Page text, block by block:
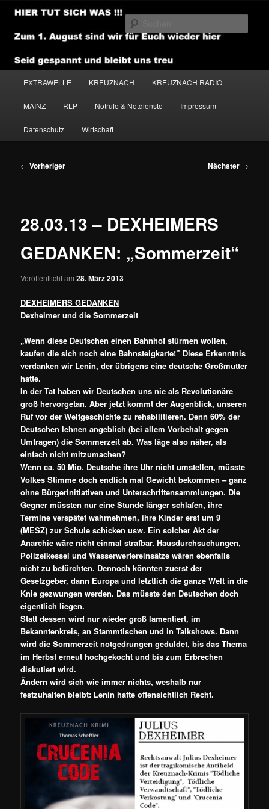
Zum
primären
Inhalt
NEWSHOUSE.MEDIA
EXTRAWELLE KREUZNACH KREUZNACH RADIO
MAINZ RLP Notrufe & Notdienste Impressum
Datenschutz Wirtschaft
Beitragsnavigation
← Vorheriger Nächster →
28.03.13 – DEXHEIMERS
GEDANKEN: „Sommerzeit“
Veröffentlicht am28. März 2013
DEXHEIMERS GEDANKEN
Dexheimer und die Sommerzeit
„Wenn diese Deutschen einen Bahnhof stürmen wollen,
kaufen die sich noch eine Bahnsteigkarte!” Diese Erkenntnis
verdanken wir Lenin, der übrigens eine deutsche Großmutter
hatte.
In der Tat haben wir Deutschen uns nie als Revolutionäre
groß hervorgetan. Aber jetzt kommt der Augenblick, unseren
Ruf vor der Weltgeschichte zu rehabilitieren. Denn 60% der
Deutschen lehnen angeblich (bei allem Vorbehalt gegen
Umfragen) die Sommerzeit ab. Was läge also näher, als
einfach nicht mitzumachen?
Wenn ca. 50 Mio. Deutsche ihre Uhr nicht umstellen, müsste
Volkes Stimme doch endlich mal Gewicht bekommen – ganz
ohne Bürgerinitiativen und Unterschriftensammlungen. Die
Gegner müssten nur eine Stunde länger schlafen, ihre
Termine verspätet wahrnehmen, ihre Kinder erst um 9
(MESZ) zur Schule schicken usw. Ein solcher Akt der
Anarchie wäre nicht einmal strafbar. Hausdurchsuchungen,
Polizeikessel und Wasserwerfereinsätze wären ebenfalls
nicht zu befürchten. Dennoch könnten zuerst der
Gesetzgeber, dann Europa und letztlich die ganze Welt in die
Knie gezwungen werden. Das müsste den Deutschen doch
eigentlich liegen.
Statt dessen wird nur wieder groß lamentiert, im
Bekanntenkreis, an Stammtischen und in Talkshows. Dann
wird die Sommerzeit notgedrungen geduldet, bis das Thema
im Herbst erneut hochgekocht und bis zum Erbrechen
diskutiert wird.
Ändern wird sich wie immer nichts, weshalb nur
festzuhalten bleibt: Lenin hatte offensichtlich Recht.